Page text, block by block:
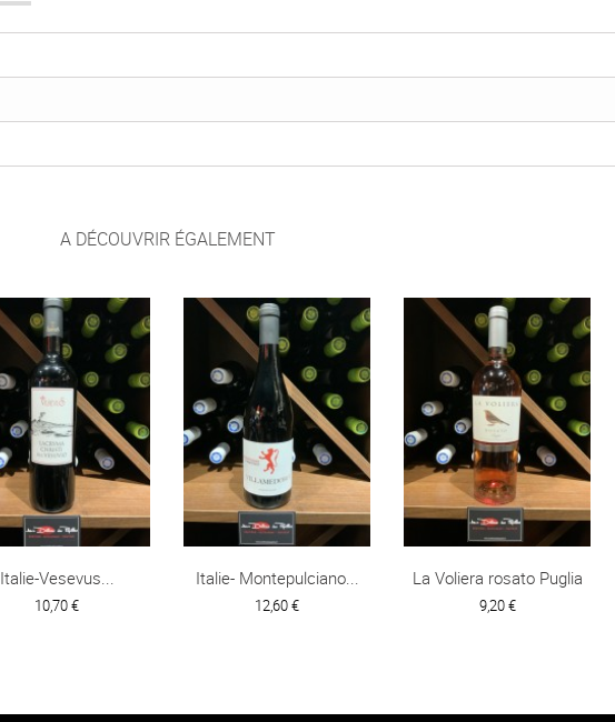
A DÉCOUVRIR ÉGALEMENT
Italie-Vesevus...
10,70 €
Italie- Montepulciano...
12,60 €
La Voliera rosato Puglia
9,20 €